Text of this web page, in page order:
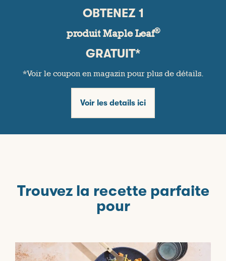
OBTENEZ 1
produit Maple Leaf®
GRATUIT*
*Voir le coupon en magazin pour plus de détails.
Voir les details ici
Trouvez la recette parfaite
pour